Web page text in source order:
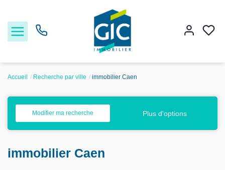
Acheter
Louer
Estimer
Accueil Recherche par ville immobilier Caen
Modifier ma recherche Plus d'options
immobilier Caen